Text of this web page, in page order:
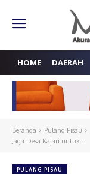
HOME DAERAH
Beranda Pulang Pisau
Jaga Desa Kajari untuk...
PULANG PISAU